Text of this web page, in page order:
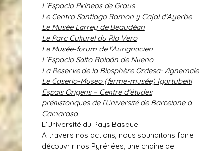
L’Espacio Pirineos de Graus
Le Centro Santiago Ramon y Cajal d’Ayerbe
Le Musée Larrey de Beaudéan
Le Parc Culturel du Rìo Vero
Le Musée-forum de l’Aurignacien
L’Espacio Salto Roldán de Nueno
La Reserve de la Biosphère Ordesa-Vignemale
Le Caserio-Museo (ferme-musée) Igartubeiti
Espais Origens – Centre d’études
préhistoriques de l’Université de Barcelone à
Camarasa
L’Université du Pays Basque
A travers nos actions, nous souhaitons faire
découvrir nos Pyrénées, une chaîne de